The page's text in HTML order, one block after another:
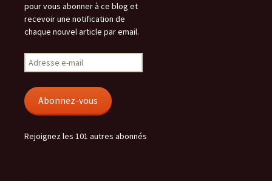
pour vous abonner à ce blog et
recevoir une notification de
chaque nouvel article par email.
Adresse
e-
Abonnez-vous
Rejoignez les 101 autres abonnés